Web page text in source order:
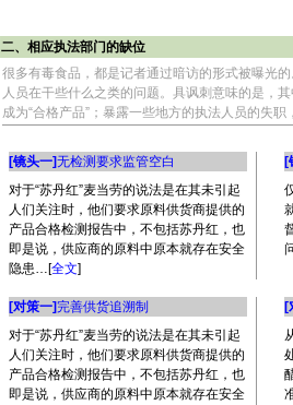
二、相应执法部门的缺位
很多有毒食品，都是记者通过暗访的形式被曝光
人员在干些什么之类的问题。具讽刺意味的是，
成为“合格产品”；暴露一些地方的执法人员的失
[镜头一]无检测要求监管空白 [
对于“苏丹红”麦当劳的说法是在其未引起
人们关注时，他们要求原料供货商提供的
产品合格检测报告中，不包括苏丹红，也
即是说，供应商的原料中原本就存在安全
隐患…[全文]
[对策一]完善供货追溯制 [
对于“苏丹红”麦当劳的说法是在其未引起
人们关注时，他们要求原料供货商提供的
产品合格检测报告中，不包括苏丹红，也
即是说，供应商的原料中原本就存在安全